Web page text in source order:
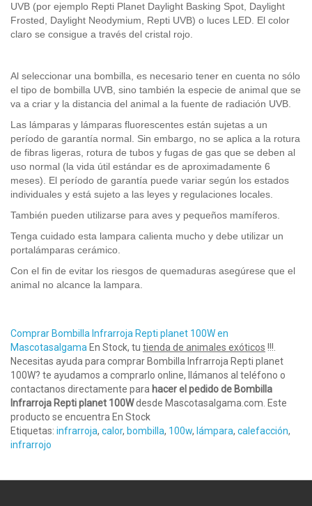
UVB (por ejemplo Repti Planet Daylight Basking Spot, Daylight
Frosted, Daylight Neodymium, Repti UVB) o luces LED. El color
claro se consigue a través del cristal rojo.
Al seleccionar una bombilla, es necesario tener en cuenta no sólo
el tipo de bombilla UVB, sino también la especie de animal que se
va a criar y la distancia del animal a la fuente de radiación UVB.
Las lámparas y lámparas fluorescentes están sujetas a un
período de garantía normal. Sin embargo, no se aplica a la rotura
de fibras ligeras, rotura de tubos y fugas de gas que se deben al
uso normal (la vida útil estándar es de aproximadamente 6
meses). El período de garantía puede variar según los estados
individuales y está sujeto a las leyes y regulaciones locales.
También pueden utilizarse para aves y pequeños mamíferos.
Tenga cuidado esta lampara calienta mucho y debe utilizar un
portalámparas cerámico.
Con el fin de evitar los riesgos de quemaduras asegúrese que el
animal no alcance la lampara.
Comprar Bombilla Infrarroja Repti planet 100W en
Mascotasalgama En Stock, tu tienda de animales exóticos !!!.
Necesitas ayuda para comprar Bombilla Infrarroja Repti planet
100W? te ayudamos a comprarlo online, llámanos al teléfono o
contactanos directamente para hacer el pedido de Bombilla
Infrarroja Repti planet 100Wdesde Mascotasalgama.com. Este
producto se encuentra En Stock
Etiquetas: infrarroja, calor, bombilla, 100w, lámpara, calefacción,
infrarrojo